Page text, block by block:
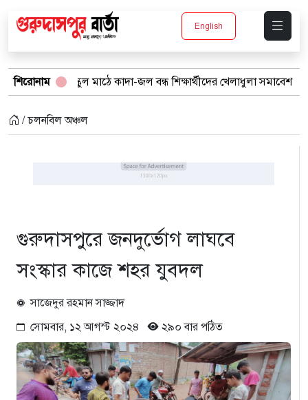
English
শিরোনাম
মাঠে কাদা-জল বন্ধ শিক্ষার্থীদের খেলাধুলা সমাবেশ বর্ষার
/ চলনবিল অঞ্চল
গুরুদাসপুরে জনদুর্ভোগ লাঘবে
সংস্কার কাজে শহর যুবদল
সাজেদুর রহমান সাজ্জাদ
সোমবার, ১২ আগস্ট ২০২৪
২৯০ বার পঠিত